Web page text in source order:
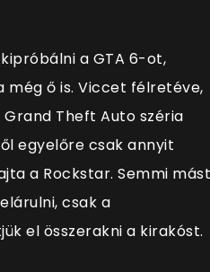
a GTA 6-ot,
még ő is. Viccet félretéve,
Theft Auto széria
egyelőre csak annyit
a Rockstar. Semmi mást
csak a
el összerakni a kirakóst.